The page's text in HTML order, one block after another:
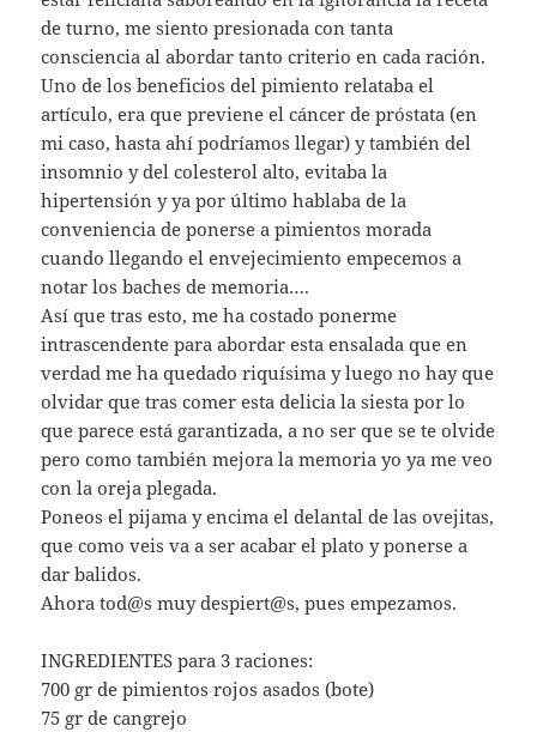
de turno, me siento presionada con tanta
consciencia al abordar tanto criterio en cada ración.
Uno de los beneficios del pimiento relataba el
artículo, era que previene el cáncer de próstata (en
mi caso, hasta ahí podríamos llegar) y también del
insomnio y del colesterol alto, evitaba la
hipertensión y ya por último hablaba de la
conveniencia de ponerse a pimientos morada
cuando llegando el envejecimiento empecemos a
notar los baches de memoria….
Así que tras esto, me ha costado ponerme
intrascendente para abordar esta ensalada que en
verdad me ha quedado riquísima y luego no hay que
olvidar que tras comer esta delicia la siesta por lo
que parece está garantizada, a no ser que se te olvide
pero como también mejora la memoria yo ya me veo
con la oreja plegada.
Poneos el pijama y encima el delantal de las ovejitas,
que como veis va a ser acabar el plato y ponerse a
dar balidos.
Ahora tod@s muy despiert@s, pues empezamos.
INGREDIENTES para 3 raciones:
700 gr de pimientos rojos asados (bote)
75 gr de cangrejo